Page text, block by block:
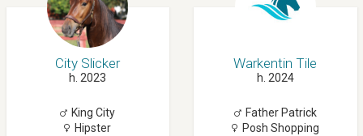
City Slicker
h. 2023
King City
Hipster
Warkentin Tile
h. 2024
Father Patrick
Posh Shopping